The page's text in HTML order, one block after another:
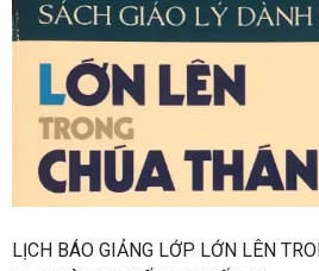
LỊCH BÁO GIẢNG LỚP LỚN LÊN